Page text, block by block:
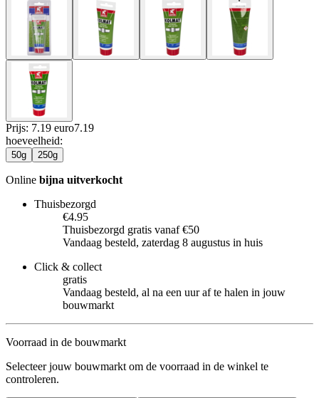
Prijs: 7.19 euro7.19
hoeveelheid:
50g 250g
Online bijna uitverkocht
Thuisbezorgd
€4.95
Thuisbezorgd gratis vanaf €50
Vandaag besteld, zaterdag 8 augustus in huis
Click & collect
gratis
Vandaag besteld, al na een uur af te halen in jouw
bouwmarkt
Voorraad in de bouwmarkt
Selecteer jouw bouwmarkt om de voorraad in de winkel te
controleren.